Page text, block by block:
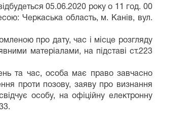
05.06.2020 року о 11 год. 00
Черкаська область, м. Канів, вул.
про дату, час і місце розгляду
матеріалами, на підставі ст.223
та час, особа має право завчасно
проти позову, заяву про визнання
особу, на офіційну електронну